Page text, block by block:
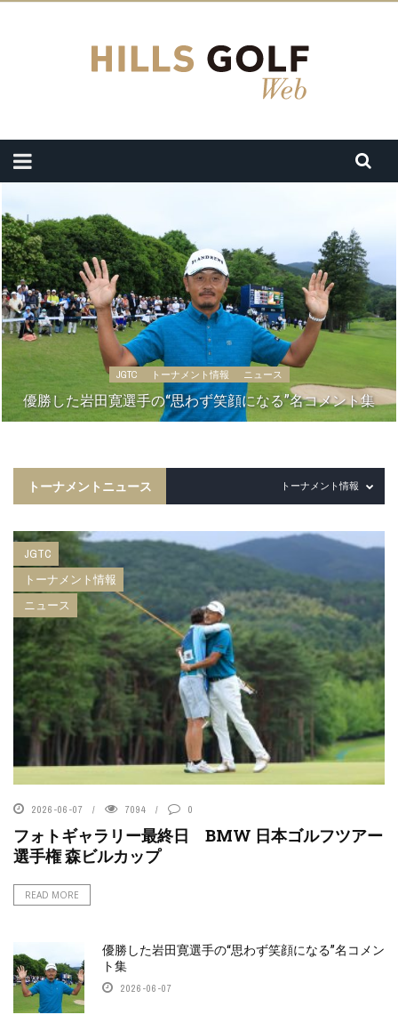
JGTC トーナメント情報 ニュース
優勝した岩田寛選手の“思わず笑顔になる”名コメント集
トーナメントニュース トーナメント情報
JGTC
トーナメント情報
ニュース
2026-06-07 7094 0
フォトギャラリー最終日 BMW 日本ゴルフツアー
選手権 森ビルカップ
READ MORE
優勝した岩田寛選手の“思わず笑顔になる”名コメン
ト集
2026-06-07